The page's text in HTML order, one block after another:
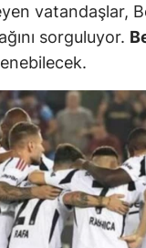
Muş
Nevşehir
Niğde
Ordu
Rize
Sakarya
vatandaşlar,
sorguluyor.